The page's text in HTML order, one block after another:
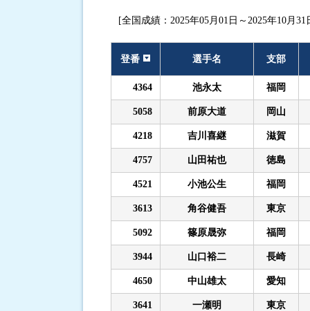
[全国成績：2025年05月01日～2025年10月
登番 選手名 支部
4364 池永太 福岡
5058 前原大道 岡山
4218 吉川喜継 滋賀
4757 山田祐也 徳島
4521 小池公生 福岡
3613 角谷健吾 東京
5092 篠原晟弥 福岡
3944 山口裕二 長崎
4650 中山雄太 愛知
3641 一瀬明 東京